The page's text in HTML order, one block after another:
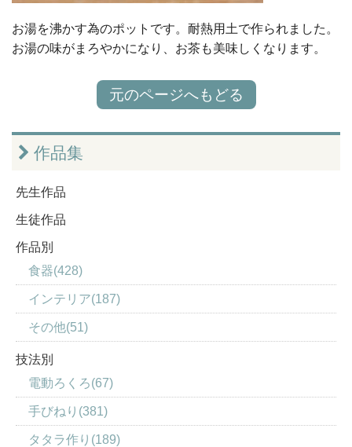
お湯を沸かす為のポットです。耐熱用土で作られました。
お湯の味がまろやかになり、お茶も美味しくなります。
元のページへもどる
作品集
先生作品
生徒作品
作品別
食器(428)
インテリア(187)
その他(51)
技法別
電動ろくろ(67)
手びねり(381)
タタラ作り(189)